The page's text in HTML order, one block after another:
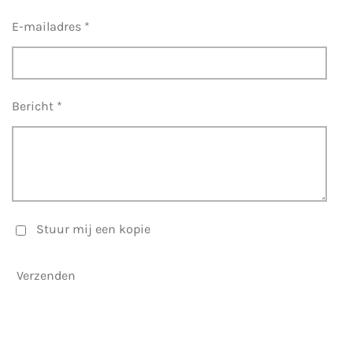
E-mailadres *
Bericht *
Stuur mij een kopie
Verzenden